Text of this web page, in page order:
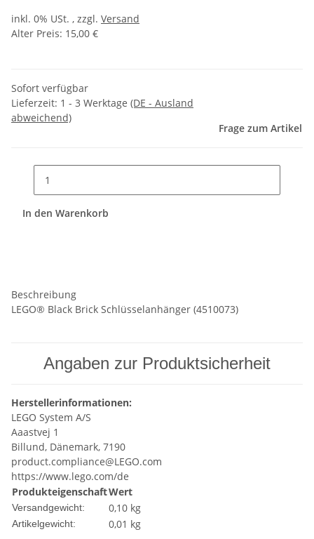
inkl. 0% USt. , zzgl. Versand
Alter Preis: 15,00 €
Sofort verfügbar
Lieferzeit: 1 - 3 Werktage (DE - Ausland
abweichend)
Frage zum Artikel
In den Warenkorb
Beschreibung
LEGO® Black Brick Schlüsselanhänger (4510073)
Angaben zur Produktsicherheit
Herstellerinformationen:
LEGO System A/S
Aaastvej 1
Billund, Dänemark, 7190
product.compliance@LEGO.com
https://www.lego.com/de
ProdukteigenschaftWert
Versandgewicht: 0,10 kg
Artikelgewicht: 0,01 kg